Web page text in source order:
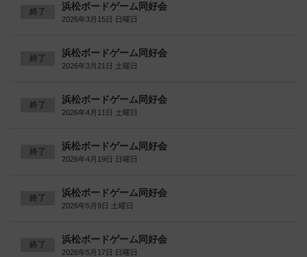
終了 浜松ボードゲーム同好会
2026年3月15日 日曜日
終了 浜松ボードゲーム同好会
2026年3月21日 土曜日
終了 浜松ボードゲーム同好会
2026年4月11日 土曜日
終了 浜松ボードゲーム同好会
2026年4月19日 日曜日
終了 浜松ボードゲーム同好会
2026年5月9日 土曜日
終了 浜松ボードゲーム同好会
2026年5月17日 日曜日